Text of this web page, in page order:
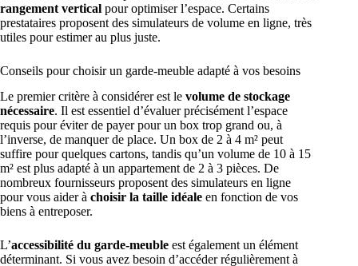
rangement vertical pour optimiser l’espace. Certains
prestataires proposent des simulateurs de volume en ligne, très
utiles pour estimer au plus juste.
Conseils pour choisir un garde-meuble adapté à vos besoins
Le premier critère à considérer est le volume de stockage
nécessaire. Il est essentiel d’évaluer précisément l’espace
requis pour éviter de payer pour un box trop grand ou, à
l’inverse, de manquer de place. Un box de 2 à 4 m² peut
suffire pour quelques cartons, tandis qu’un volume de 10 à 15
m² est plus adapté à un appartement de 2 à 3 pièces. De
nombreux fournisseurs proposent des simulateurs en ligne
pour vous aider à choisir la taille idéale en fonction de vos
biens à entreposer.
L’accessibilité du garde-meuble est également un élément
déterminant. Si vous avez besoin d’accéder régulièrement à